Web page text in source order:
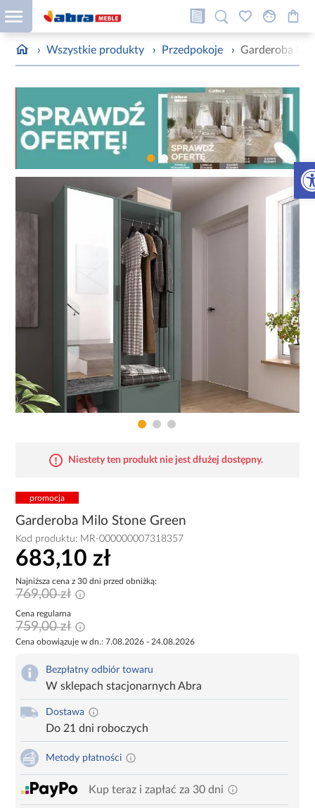
› Wszystkie produkty › Przedpokoje › Garderoba
Niestety ten produkt nie jest dłużej dostępny.
promocja
Garderoba Milo Stone Green
Kod produktu: MR-000000007318357
683,10 zł
Najniższa cena z 30 dni przed obniżką:
769,00 zł
Cena regularna
759,00 zł
Cena obowiązuje w dn.: 7.08.2026 - 24.08.2026
Bezpłatny odbiór towaru
W sklepach stacjonarnych Abra
Dostawa
Do 21 dni roboczych
Metody płatności
Kup teraz i zapłać za 30 dni